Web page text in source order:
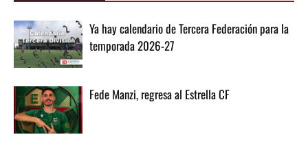
Ya hay calendario de Tercera Federación para la
temporada 2026-27
Fede Manzi, regresa al Estrella CF